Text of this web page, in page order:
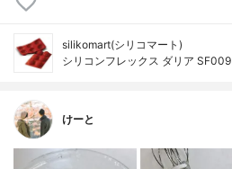
silikomart(シリコマート)
シリコンフレックス ダリア SF009
けーと